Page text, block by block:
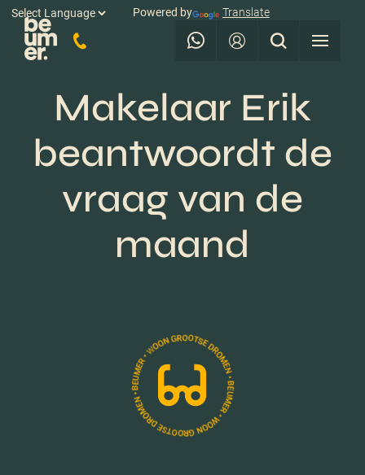
Powered by Translate
Makelaar Erik
beantwoordt de
vraag van de
maand